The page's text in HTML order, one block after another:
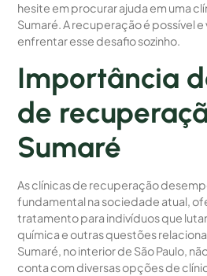
hesite em procurar ajuda em uma
Sumaré. A recuperação é possível
enfrentar esse desafio sozinho.
Importância
de
Sumaré
As clínicas de recuperação
fundamental na sociedade atual,
tratamento para indivíduos que
química e outras questões
Sumaré, no interior de São Paulo,
conta com diversas opções de